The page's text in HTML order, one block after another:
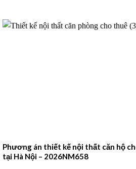
Phương án thiết kế nội thất căn hộ
tại Hà Nội – 2026NM658